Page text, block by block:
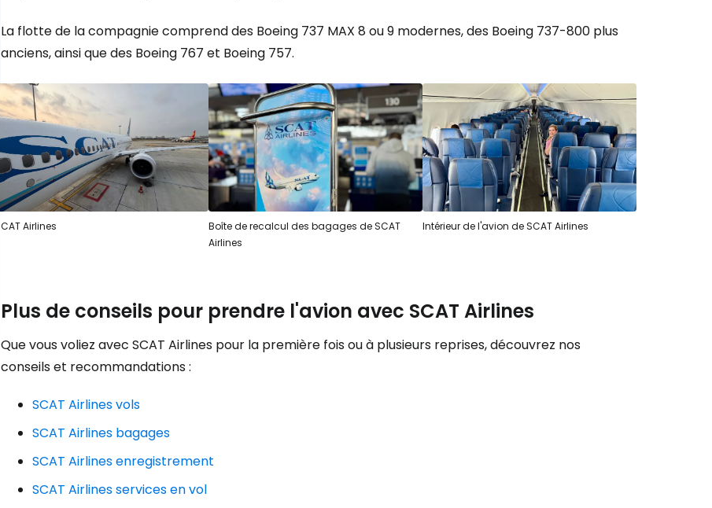
La flotte de la compagnie comprend des Boeing 737 MAX 8 ou 9 modernes, des Boeing 737-800 plus
anciens, ainsi que des Boeing 767 et Boeing 757.
SCAT Airlines
Boîte de recalcul des bagages de SCAT
Airlines
Intérieur de l'avion de SCAT Airlines
Plus de conseils pour prendre l'avion avec SCAT Airlines
Que vous voliez avec SCAT Airlines pour la première fois ou à plusieurs reprises, découvrez nos
conseils et recommandations :
SCAT Airlines vols
SCAT Airlines bagages
SCAT Airlines enregistrement
SCAT Airlines services en vol
Se connecter à Cestee
... la communauté mondiale des voyageurs
Continuer avec Google
Continuer avec Facebook